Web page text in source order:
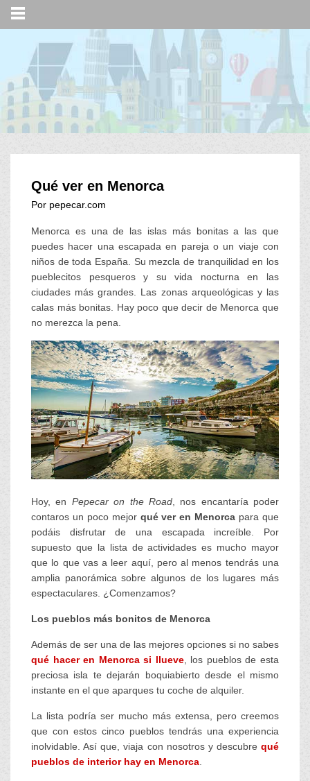
Qué ver en Menorca
Por pepecar.com
Menorca es una de las islas más bonitas a las que
puedes hacer una escapada en pareja o un viaje con
niños de toda España. Su mezcla de tranquilidad en los
pueblecitos pesqueros y su vida nocturna en las
ciudades más grandes. Las zonas arqueológicas y las
calas más bonitas. Hay poco que decir de Menorca que
no merezca la pena.
Hoy, en Pepecar on the Road, nos encantaría poder
contaros un poco mejor qué ver en Menorca para que
podáis disfrutar de una escapada increíble. Por
supuesto que la lista de actividades es mucho mayor
que lo que vas a leer aquí, pero al menos tendrás una
amplia panorámica sobre algunos de los lugares más
espectaculares. ¿Comenzamos?
Los pueblos más bonitos de Menorca
Además de ser una de las mejores opciones si no sabes
qué hacer en Menorca si llueve, los pueblos de esta
preciosa isla te dejarán boquiabierto desde el mismo
instante en el que aparques tu coche de alquiler.
La lista podría ser mucho más extensa, pero creemos
que con estos cinco pueblos tendrás una experiencia
inolvidable. Así que, viaja con nosotros y descubre qué
pueblos de interior hay en Menorca.